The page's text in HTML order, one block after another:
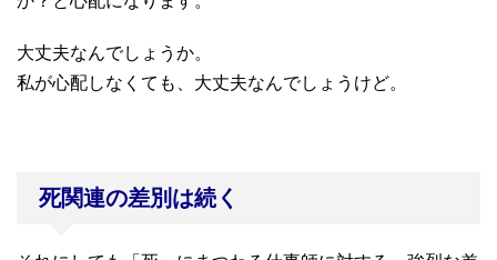
大丈夫なんでしょうか。
私が心配しなくても、大丈夫なんでしょうけど。
死関連の差別は続く